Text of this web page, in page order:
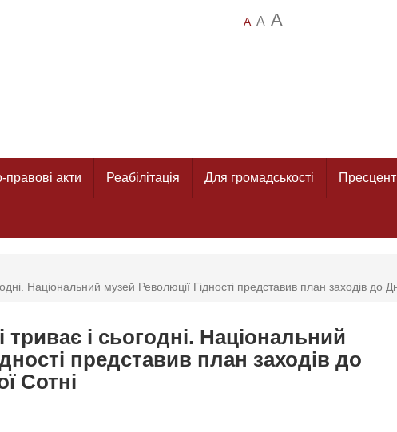
A A A
акти Реабілітація Для громадськості
Національний музей Революції Гідності представив план заходів до
триває і сьогодні. Національний
представив план заходів до
Сотні